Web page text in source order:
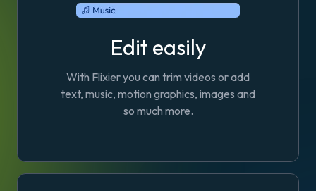
Edit easily
With Flixier you can trim videos or add
text, music, motion graphics, images and
so much more.